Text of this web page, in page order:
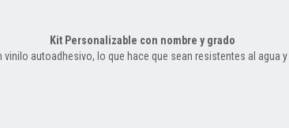
Kit Personalizable con nombre y grado
vinilo autoadhesivo, lo que hace que sean resistentes al agua